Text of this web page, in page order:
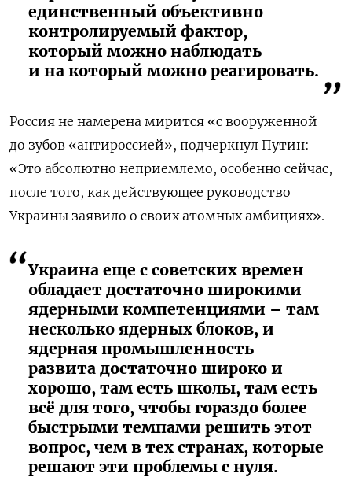
единственный объективно
контролируемый фактор,
который можно наблюдать
и на который можно реагировать.
Россия не намерена мирится «с вооруженной
до зубов «антироссией», подчеркнул Путин:
«Это абсолютно неприемлемо, особенно сейчас,
после того, как действующее руководство
Украины заявило о своих атомных амбициях».
Украина еще с советских времен
обладает достаточно широкими
ядерными компетенциями – там
несколько ядерных блоков, и
ядерная промышленность
развита достаточно широко и
хорошо, там есть школы, там есть
всё для того, чтобы гораздо более
быстрыми темпами решить этот
вопрос, чем в тех странах, которые
решают эти проблемы с нуля.